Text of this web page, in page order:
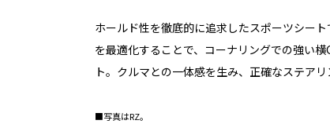
ホールド性を徹底的に追求したスポーツシー
を最適化することで、コーナリングでの強い
ト。クルマとの一体感を生み、正確なステアリ
■写真はRZ。